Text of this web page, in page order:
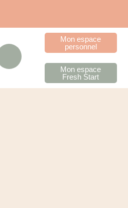
Mon espace
personnel
Mon espace
Fresh Start